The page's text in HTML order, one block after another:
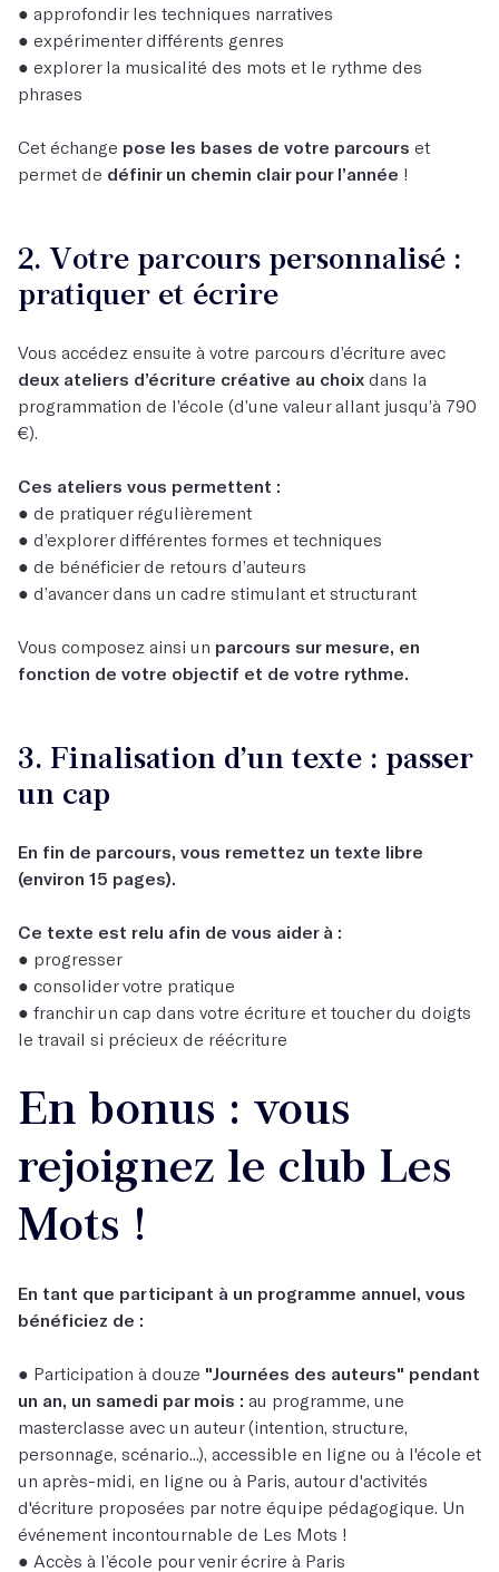
● approfondir les techniques narratives
● expérimenter différents genres
● explorer la musicalité des mots et le rythme des
phrases
Cet échange pose les bases de votre parcours et
permet de définir un chemin clair pour l’année !
2. Votre parcours personnalisé :
pratiquer et écrire
Vous accédez ensuite à votre parcours d’écriture avec
deux ateliers d’écriture créative au choix dans la
programmation de l’école (d’une valeur allant jusqu’à 790
€).
Ces ateliers vous permettent :
● de pratiquer régulièrement
● d’explorer différentes formes et techniques
● de bénéficier de retours d’auteurs
● d’avancer dans un cadre stimulant et structurant
Vous composez ainsi un parcours sur mesure, en
fonction de votre objectif et de votre rythme.
3. Finalisation d’un texte : passer
un cap
En fin de parcours, vous remettez un texte libre
(environ 15 pages).
Ce texte est relu afin de vous aider à :
● progresser
● consolider votre pratique
● franchir un cap dans votre écriture et toucher du doigts
le travail si précieux de réécriture
En bonus : vous
rejoignez le club Les
Mots !
En tant que participant à un programme annuel, vous
bénéficiez de :
● Participation à douze "Journées des auteurs" pendant
un an, un samedi par mois : au programme, une
masterclasse avec un auteur (intention, structure,
personnage, scénario...), accessible en ligne ou à l'école et
un après-midi, en ligne ou à Paris, autour d'activités
d'écriture proposées par notre équipe pédagogique. Un
événement incontournable de Les Mots !
● Accès à l’école pour venir écrire à Paris